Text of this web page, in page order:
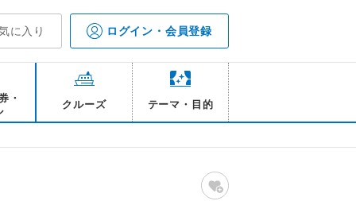
に入り ログイン・会員登録
・
クルーズ テーマ・目的